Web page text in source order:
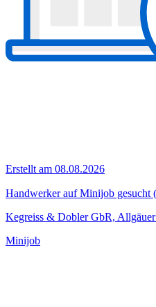
Erstellt am 08.08.2026
Handwerker auf Minijob gesucht
Kegreiss & Dobler GbR,
Minijob